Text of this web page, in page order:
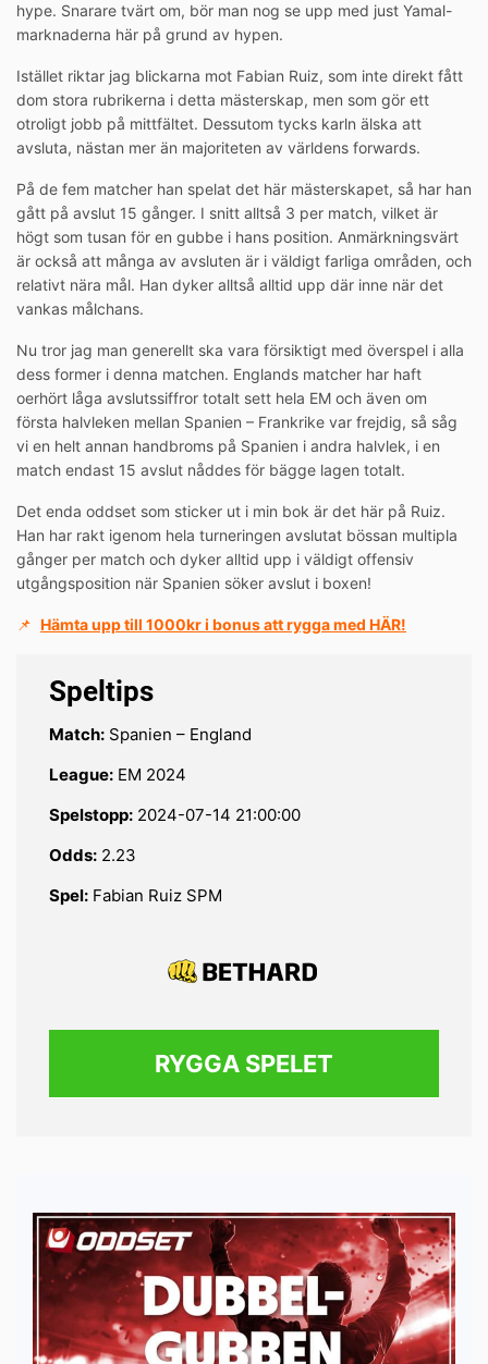
Speltips
Match: Spanien – England
League: EM 2024
Spelstopp: 2024-07-14 21:00:00
Odds: 2.23
Spel: Fabian Ruiz SPM
RYGGA SPELET
hype. Snarare tvärt om, bör man nog se upp med just Yamal-
marknaderna här på grund av hypen.
Istället riktar jag blickarna mot Fabian Ruiz, som inte direkt fått
dom stora rubrikerna i detta mästerskap, men som gör ett
otroligt jobb på mittfältet. Dessutom tycks karln älska att
avsluta, nästan mer än majoriteten av världens forwards.
På de fem matcher han spelat det här mästerskapet, så har han
gått på avslut 15 gånger. I snitt alltså 3 per match, vilket är
högt som tusan för en gubbe i hans position. Anmärkningsvärt
är också att många av avsluten är i väldigt farliga områden, och
relativt nära mål. Han dyker alltså alltid upp där inne när det
vankas målchans.
Nu tror jag man generellt ska vara försiktigt med överspel i alla
dess former i denna matchen. Englands matcher har haft
oerhört låga avslutssiffror totalt sett hela EM och även om
första halvleken mellan Spanien – Frankrike var frejdig, så såg
vi en helt annan handbroms på Spanien i andra halvlek, i en
match endast 15 avslut nåddes för bägge lagen totalt.
Det enda oddset som sticker ut i min bok är det här på Ruiz.
Han har rakt igenom hela turneringen avslutat bössan multipla
gånger per match och dyker alltid upp i väldigt offensiv
utgångsposition när Spanien söker avslut i boxen!
📌 Hämta upp till 1000kr i bonus att rygga med HÄR!